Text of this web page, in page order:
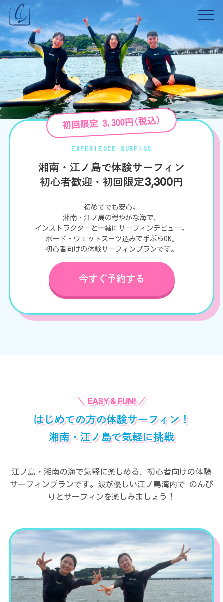
初回限定 3,300円(税込)
EXPERIENCE SURFING
湘南・江ノ島で体験サーフィン
初心者歓迎・初回限定3,300円
初めてでも安心。
湘南・江ノ島の穏やかな海で、
インストラクターと一緒にサーフィンデビュー。
ボード・ウェットスーツ込みで手ぶらOK。
初心者向けの体験サーフィンプランです。
今すぐ予約する
はじめての方の体験サーフィン！
湘南・江ノ島で気軽に挑戦
江ノ島・湘南の海で気軽に楽しめる、初心者向けの体験
サーフィンプランです。波が優しい江ノ島湾内で のんび
りとサーフィンを楽しみましょう！